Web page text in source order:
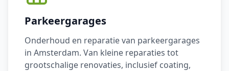
Parkeergarages
Onderhoud en reparatie van parkeergarages
in Amsterdam. Van kleine reparaties tot
grootschalige renovaties, inclusief coating,